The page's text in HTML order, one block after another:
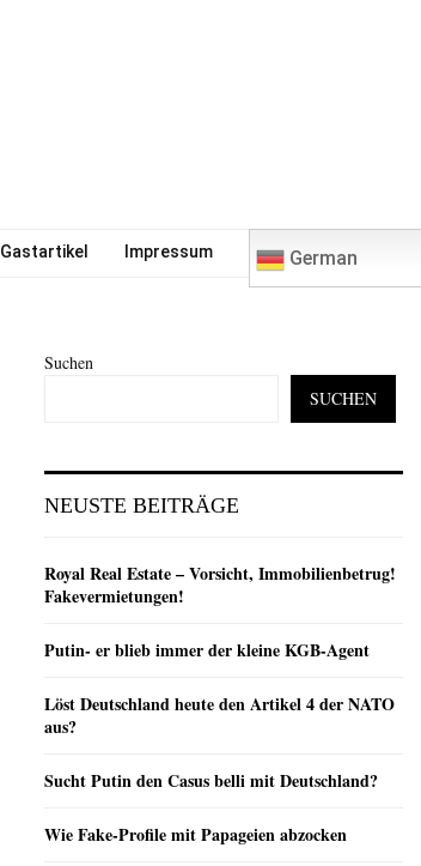
Gastartikel Impressum German
Suchen
SUCHEN
NEUSTE BEITRÄGE
Royal Real Estate – Vorsicht, Immobilienbetrug!
Fakevermietungen!
Putin- er blieb immer der kleine KGB-Agent
Löst Deutschland heute den Artikel 4 der NATO
aus?
Sucht Putin den Casus belli mit Deutschland?
Wie Fake-Profile mit Papageien abzocken